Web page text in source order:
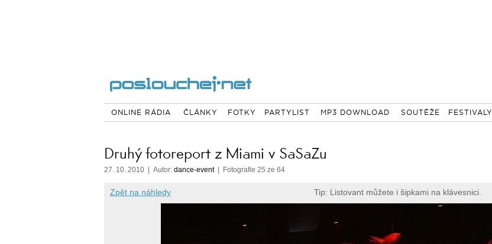
ONLINE RÁDIA ČLÁNKY FOTKY PARTYLIST MP3 DOWNLOAD SOUTĚŽE FESTIVALY
Druhý fotoreport z Miami v SaSaZu
27. 10. 2010 | Autor: dance-event| Fotografie 25 ze 64
Zpět na náhledy Tip: Listovant můžete i šipkami na klávesnici.